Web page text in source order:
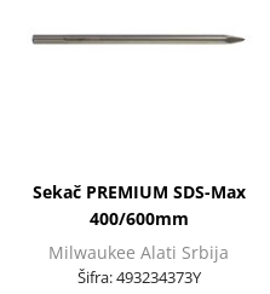
Sekač PREMIUM SDS-Max
400/600mm
Milwaukee Alati Srbija
Šifra:493234373Y